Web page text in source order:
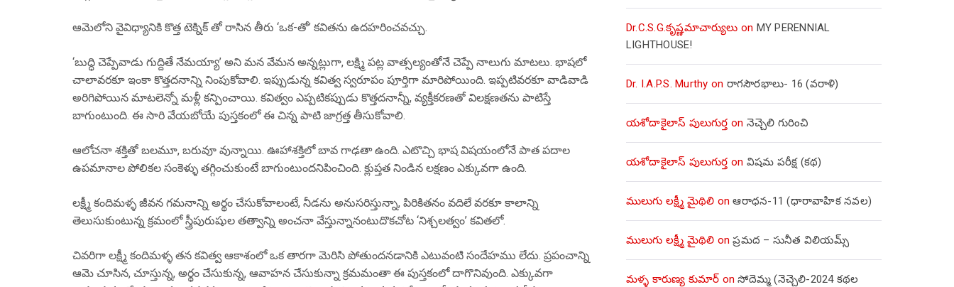
ఆమెలోని వైవిధ్యానికి కొత్త టెక్నిక్ తో రాసిన తీరు ‘ఒక-తో’ కవితను ఉదహరించవచ్చు.
‘బుద్ధి చెప్పేవాడు గుద్దితే నేమయ్యా’ అని మన వేమన అన్నట్లుగా, లక్ష్మి పట్ల వాత్సల్యంతోనే చెప్పే నాలుగు మాటలు. భాషలో
చాలావరకూ ఇంకా కొత్తదనాన్ని నింపుకోవాలి. ఇప్పుడున్న కవిత్వ స్వరూపం పూర్తిగా మారిపోయింది. ఇప్పటివరకూ వాడివాడి
అరిగిపోయిన మాటలెన్నో మళ్లీ కన్పించాయి. కవిత్వం ఎప్పటికప్పుడు కొత్తదనాన్నీ, వ్యక్తీకరణతో విలక్షణతను పాటిస్తే
బాగుంటుంది. ఈ సారి వేయబోయే పుస్తకంలో ఈ చిన్న పాటి జాగ్రత్త తీసుకోవాలి.
ఆలోచనా శక్తితో బలమూ, బరువూ వున్నాయి. ఊహాశక్తిలో బావ గాఢతా ఉంది. ఎటొచ్చి భాష విషయంలోనే పాత పదాల
ఉపమానాల పోలికల సంకెళ్ళు తగ్గించుకుంటే బాగుంటుందనిపించింది. క్లుప్తత నిండిన లక్షణం ఎక్కువగా ఉంది.
లక్ష్మీ కందిమళ్ళ జీవన గమనాన్ని అర్థం చేసుకోవాలంటే, నీడను అనుసరిస్తున్నా, పిరికితనం వదిలే వరకూ కాలాన్ని
తెలుసుకుంటున్న క్రమంలో స్త్రీపురుషుల తత్వాన్ని అంచనా వేస్తున్నానంటుదొకచోట ‘నిశ్చలత్వం’ కవితలో.
చివరిగా లక్ష్మీ కందిమళ్ళ తన కవిత్వ ఆకాశంలో ఒక తారగా మెరిసి పోతుందనడానికి ఎటువంటి సందేహము లేదు. ప్రపంచాన్ని
ఆమె చూసిన, చూస్తున్న, అర్థం చేసుకున్న, ఆవాహన చేసుకున్నా క్రమమంతా ఈ పుస్తకంలో దాగొనివుంది. ఎక్కువగా
Dr.C.S.G.కృష్ణమాచార్యులు on MY PERENNIAL
LIGHTHOUSE!
Dr. I.A.P.S. Murthy on రాగసౌరభాలు- 16 (వరాళి)
యశోదాకైలాస్ పులుగుర్త on నెచ్చెలి గురించి
యశోదాకైలాస్ పులుగుర్త on విషమ పరీక్ష (క‌థ‌)
ములుగు లక్ష్మీ మైథిలి onఆరాధన-11 (ధారావాహిక నవల)
ములుగు లక్ష్మీ మైథిలి onప్రమద – సునీత విలియమ్స్
మళ్ళ కారుణ్య కుమార్ onసోదెమ్మ (నెచ్చెలి-2024 కథల